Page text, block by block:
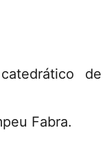
de
Fabra.